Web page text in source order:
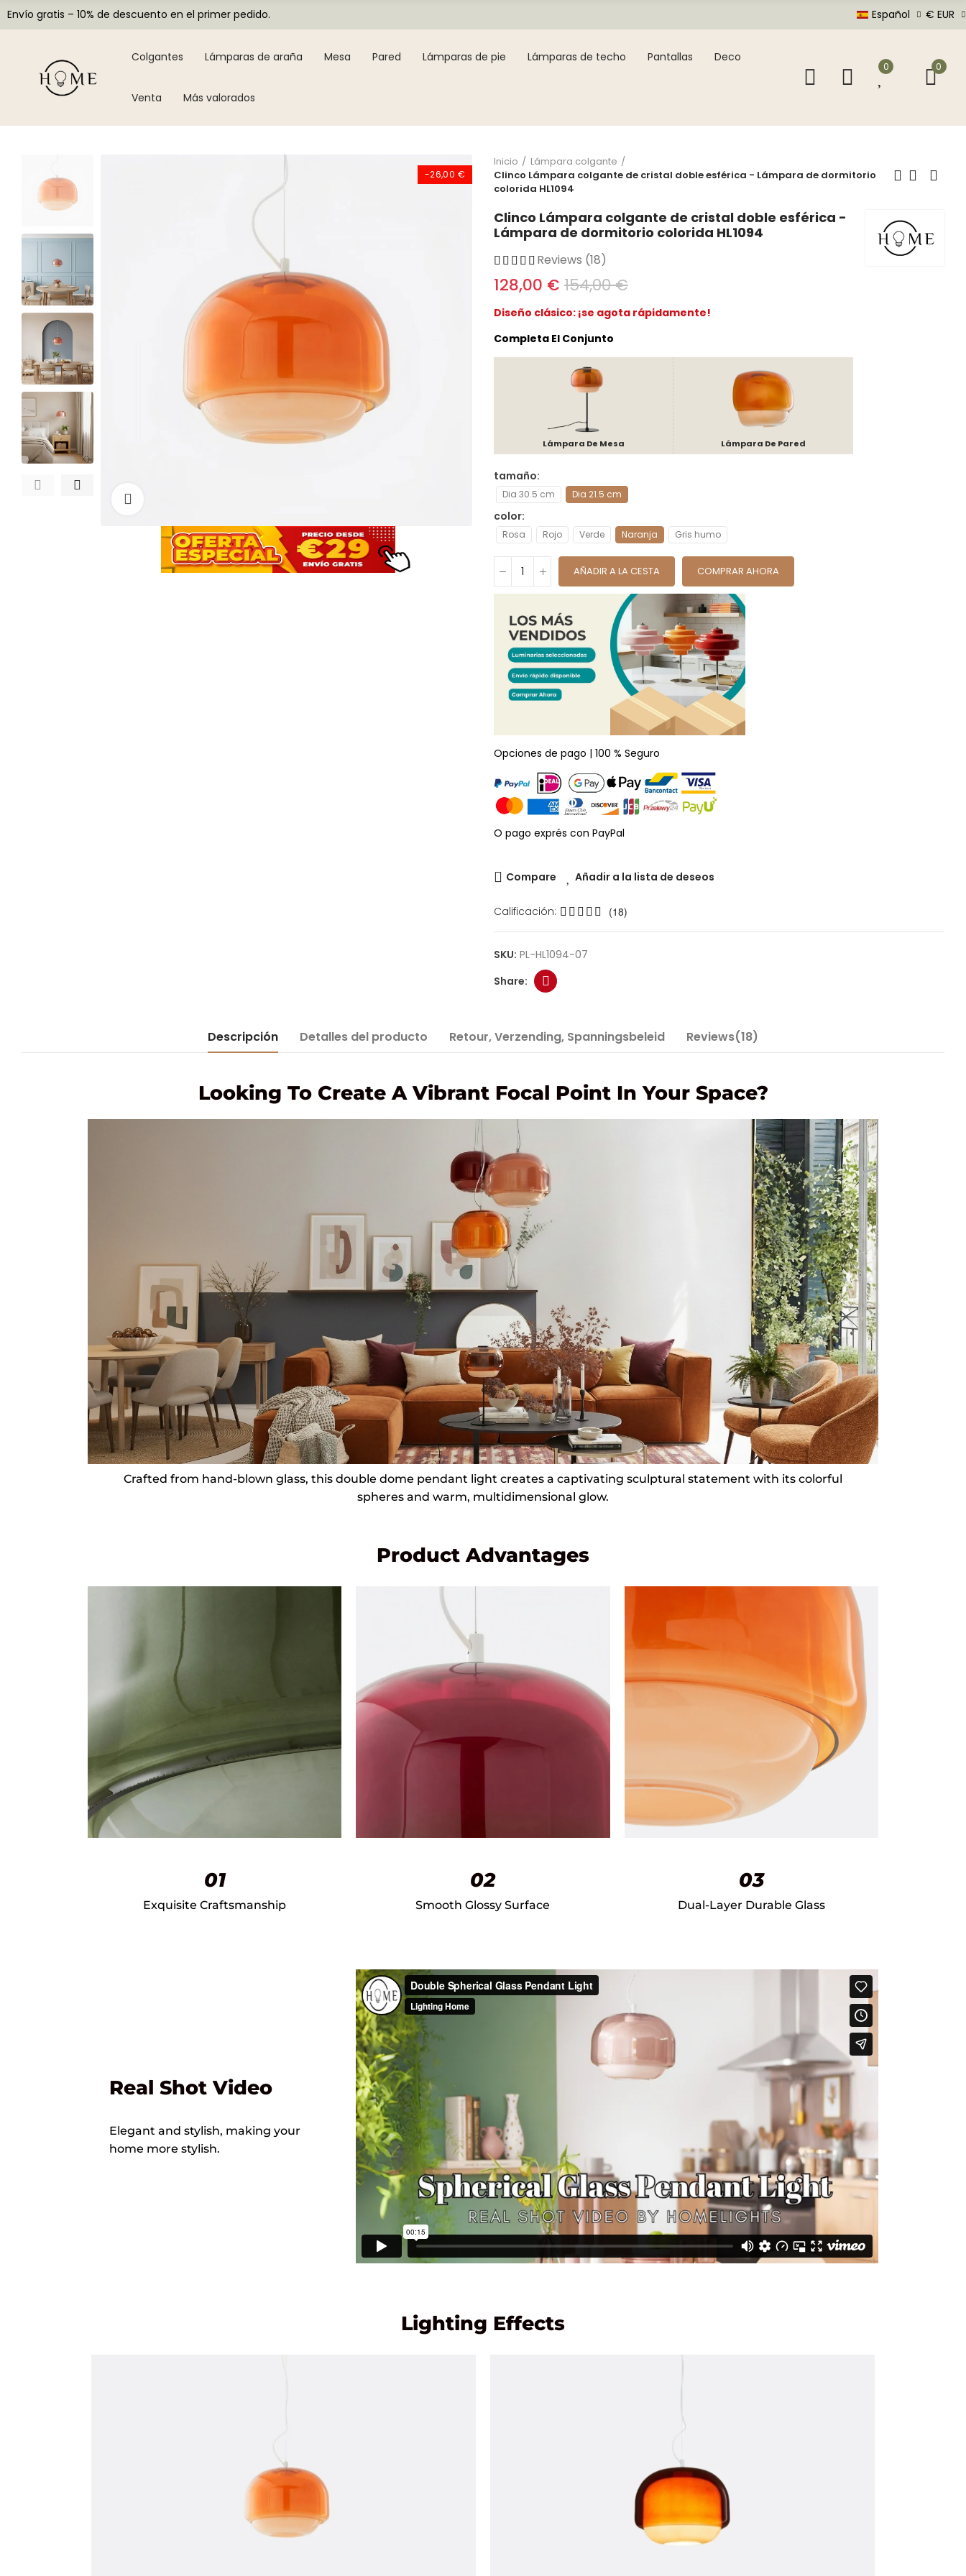
Envío gratis – 10% de descuento en el primer pedido. Español € EUR
Colgantes Lámparas de araña Mesa Pared Lámparas de pie Lámparas de techo Pantallas Deco
Venta Más valorados
0 0
-26,00 €
Inicio
Lámpara colgante
Clinco Lámpara colgante de cristal doble esférica - Lámpara de dormitorio
colorida HL1094
Clinco Lámpara colgante de cristal doble esférica -
Lámpara de dormitorio colorida HL1094
Reviews (18)
128,00 € 154,00 €
Diseño clásico: ¡se agota rápidamente!
Completa El Conjunto
Lámpara De Mesa Lámpara De Pared
tamaño
Dia 30.5 cm Dia 21.5 cm
color
Rosa Rojo Verde Naranja Gris humo
AÑADIR A LA CESTA COMPRAR AHORA
Opciones de pago | 100 % Seguro
O pago exprés con PayPal
Compare Añadir a la lista de deseos
Calificación: (18)
SKU: PL-HL1094-07
Descripción Detalles del producto Retour, Verzending, Spanningsbeleid Reviews(18)
Looking To Create A Vibrant Focal Point In Your Space?
Crafted from hand-blown glass, this double dome pendant light creates a captivating sculptural statement with its colorful
spheres and warm, multidimensional glow.
Product Advantages
01
Exquisite Craftsmanship
02
Smooth Glossy Surface
03
Dual-Layer Durable Glass
Real Shot Video
Elegant and stylish, making your
home more stylish.
Lighting Effects